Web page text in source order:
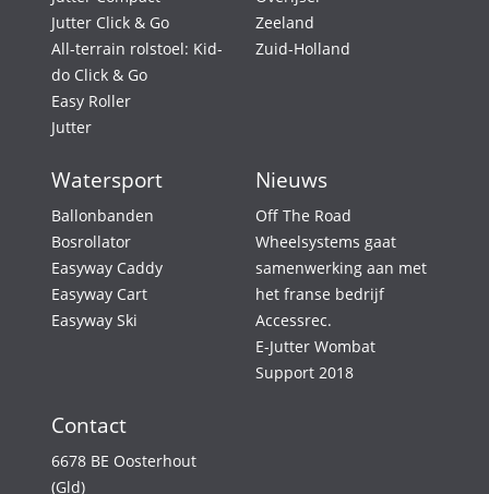
Jutter Click & Go
All-terrain rolstoel: Kid-
do Click & Go
Easy Roller
Jutter
Zeeland
Zuid-Holland
Watersport
Ballonbanden
Bosrollator
Easyway Caddy
Easyway Cart
Easyway Ski
Nieuws
Off The Road
Wheelsystems gaat
samenwerking aan met
het franse bedrijf
Accessrec.
E-Jutter Wombat
Support 2018
Contact
6678 BE Oosterhout
(Gld)